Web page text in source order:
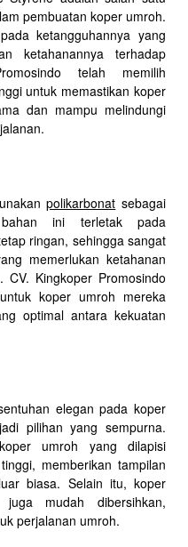
pembuatan koper umroh.
ketangguhannya yang
ketahanannya terhadap
telah memilih
untuk memastikan koper
dan mampu melindungi
polikarbonat sebagai
ini terletak pada
ringan, sehingga sangat
memerlukan ketahanan
Kingkoper Promosindo
koper umroh mereka
optimal antara kekuatan
elegan pada koper
pilihan yang sempurna.
umroh yang dilapisi
memberikan tampilan
biasa. Selain itu, koper
mudah dibersihkan,
perjalanan umroh.